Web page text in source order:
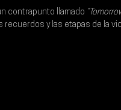
contrapunto llamado
y las etapas de la